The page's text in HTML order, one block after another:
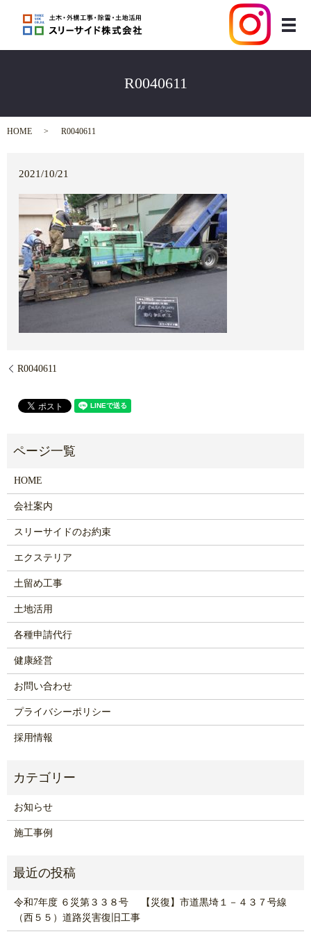
メ
R0040611
HOME R0040611
2021/10/21
R0040611
HOME
会社案内
スリーサイドのお約束
エクステリア
土留め工事
土地活用
各種申請代行
健康経営
お問い合わせ
プライバシーポリシー
採用情報
お知らせ
施工事例
令和7年度 ６災第３３８号 【災復】市道黒埼１－４３７号線
（西５５）道路災害復旧工事